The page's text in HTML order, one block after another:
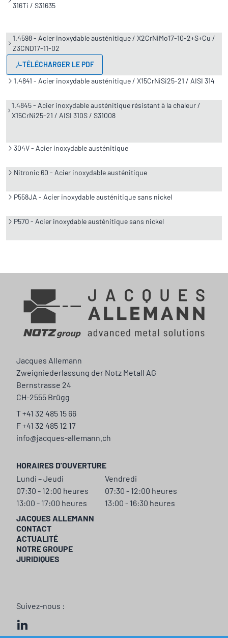
316Ti / S31635
1.4598 - Acier inoxydable austénitique / X2CrNiMo17-10-2+S+Cu /
Z3CND17-11-02
TÉLÉCHARGER LE PDF
1.4841 - Acier inoxydable austénitique / X15CrNiSi25-21 / AISI 314
1.4845 - Acier inoxydable austénitique résistant à la chaleur /
X15CrNi25-21 / AISI 310S / S31008
304V - Acier inoxydable austénitique
Nitronic 60 - Acier inoxydable austénitique
P558JA - Acier inoxydable austénitique sans nickel
P570 - Acier inoxydable austénitique sans nickel
Jacques Allemann
Zweigniederlassung der Notz Metall AG
Bernstrasse 24
CH-2555 Brügg
T +41 32 485 15 66
F +41 32 485 12 17
info@jacques-allemann.ch
HORAIRES D'OUVERTURE
Lundi – Jeudi
07:30 - 12:00 heures
13:00 - 17:00 heures
Vendredi
07:30 - 12:00 heures
13:00 - 16:30 heures
JACQUES ALLEMANN
CONTACT
ACTUALITÉ
NOTRE GROUPE
JURIDIQUES
Suivez-nous :